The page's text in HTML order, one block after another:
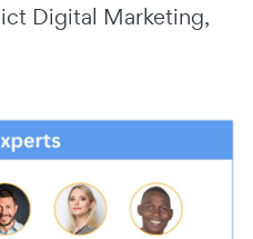
Digital Marketing,